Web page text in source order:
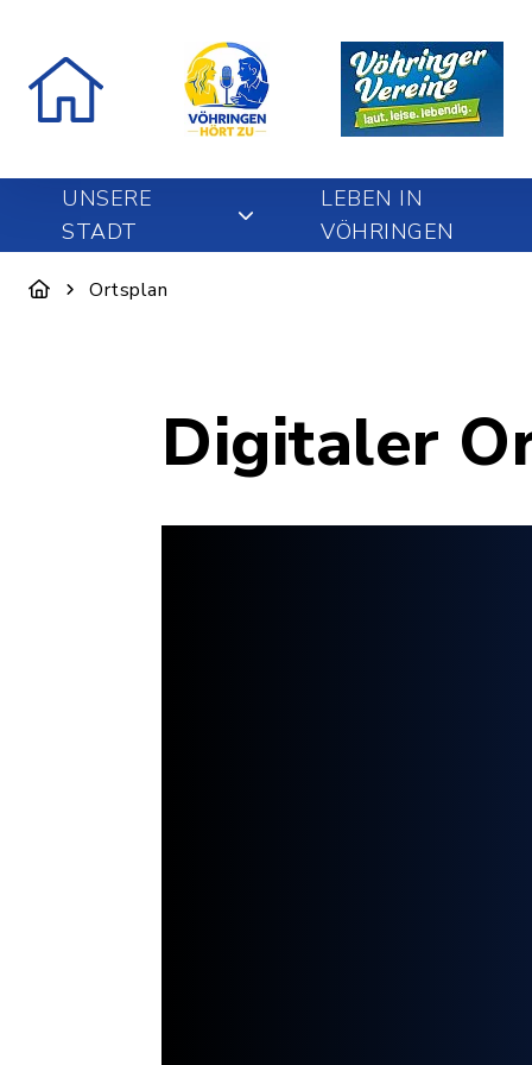
UNSERE
STADT
LEBEN IN
VÖHRINGEN
Ortsplan
Digitaler